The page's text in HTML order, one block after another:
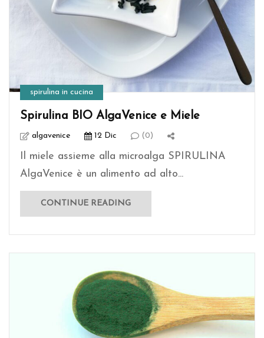
spirulina in cucina
Spirulina BIO AlgaVenice e Miele
algavenice 12 Dic (0)
Il miele assieme alla microalga SPIRULINA
AlgaVenice è un alimento ad alto...
CONTINUE READING